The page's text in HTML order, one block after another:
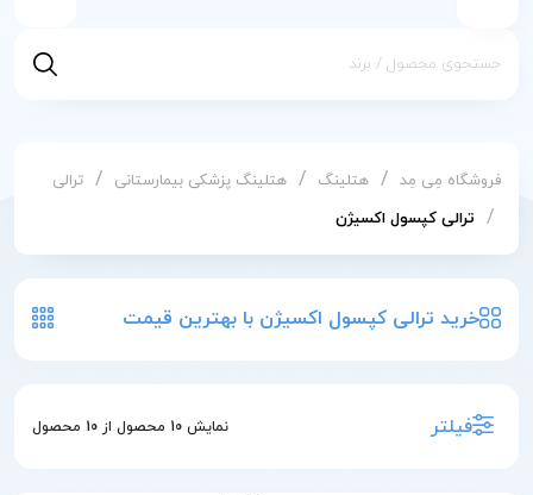
فروشگاه مِی مِد / هتلینگ / هتلینگ پزشکی بیمارستانی / ترالی
/ ترالی کپسول اکسیژن
خرید ترالی کپسول اکسیژن با بهترین قیمت
فیلتر نمایش 10 محصول از 10 محصول